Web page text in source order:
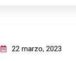
22 marzo, 2023